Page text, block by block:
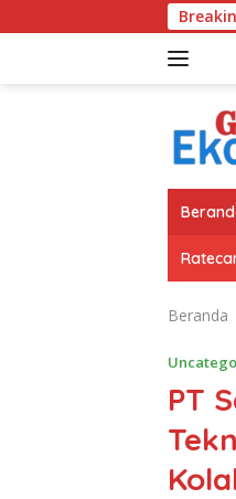
ke
SIG Bidik Penguatan
Beranda
PT